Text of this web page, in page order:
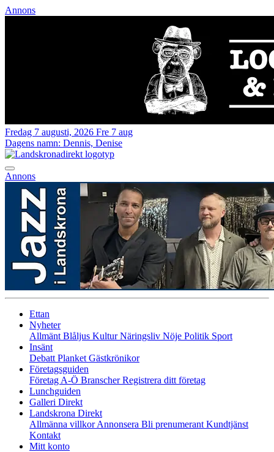
Annons
Fredag 7 augusti, 2026 Fre 7 aug
Dagens namn: Dennis, Denise
Annons
Ettan
Nyheter
Allmänt Blåljus KulturNäringsliv Nöje Politik Sport
Insänt
Debatt Planket Gästkrönikor
Företagsguiden
Företag A-Ö BranscherRegistrera ditt företag
Lunchguiden
Galleri Direkt
Landskrona Direkt
Allmänna villkorAnnonsera Bli prenumerant Kundtjänst
Kontakt
Mitt konto